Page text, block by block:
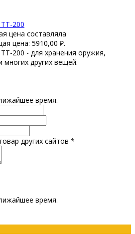
200
цена составляла
цена: 5910,00 ₽.
200 - для хранения оружия,
многих других вещей.
время.
других сайтов *
время.